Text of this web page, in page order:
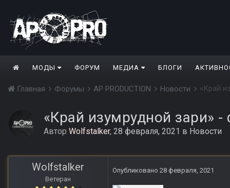
МОДЫ ФОРУМ МЕДИА БЛОГИ
Главная Форумы AP PRODUCTION Новости «Край
«Край изумрудной зари»
Автор Wolfstalker, 28 февраля, 2021 в Новости
Wolfstalker
Ветеран
Опубликовано 28 февраля, 2021